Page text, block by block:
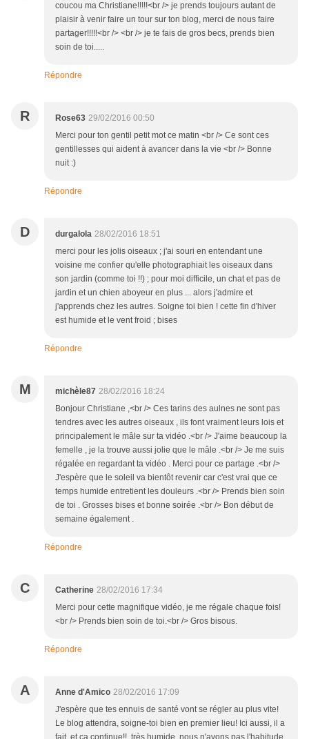
coucou ma Christiane!!!!!<br /> je prends toujours autant de
plaisir à venir faire un tour sur ton blog, merci de nous faire
partager!!!!!<br /> <br /> je te fais de gros becs, prends bien
soin de toi.....
Répondre
R Rose63 29/02/2016 00:50
Merci pour ton gentil petit mot ce matin <br /> Ce sont ces
gentillesses qui aident à avancer dans la vie <br /> Bonne
nuit :)
Répondre
D durgalola 28/02/2016 18:51
merci pour les jolis oiseaux ; j'ai souri en entendant une
voisine me confier qu'elle photographiait les oiseaux dans
son jardin (comme toi !!) ; pour moi difficile, un chat et pas de
jardin et un chien aboyeur en plus ... alors j'admire et
j'apprends chez les autres. Soigne toi bien ! cette fin d'hiver
est humide et le vent froid ; bises
Répondre
M michèle87 28/02/2016 18:24
Bonjour Christiane ,<br /> Ces tarins des aulnes ne sont pas
tendres avec les autres oiseaux , ils font vraiment leurs lois et
principalement le mâle sur ta vidéo .<br /> J'aime beaucoup la
femelle , je la trouve aussi jolie que le mâle .<br /> Je me suis
régalée en regardant ta vidéo . Merci pour ce partage .<br />
J'espère que le soleil va bientôt revenir car c'est vrai que ce
temps humide entretient les douleurs .<br /> Prends bien soin
de toi . Grosses bises et bonne soirée .<br /> Bon début de
semaine également .
Répondre
C Catherine 28/02/2016 17:34
Merci pour cette magnifique vidéo, je me régale chaque fois!
<br /> Prends bien soin de toi.<br /> Gros bisous.
Répondre
A Anne d'Amico 28/02/2016 17:09
J'espère que tes ennuis de santé vont se régler au plus vite!
Le blog attendra, soigne-toi bien en premier lieu! Ici aussi, il a
fait, et ça continue!!, très humide, nous n'avons pas l'habitude